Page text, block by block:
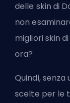
delle skin di
non
migliori skin
ora?
Quindi,
scelte per le